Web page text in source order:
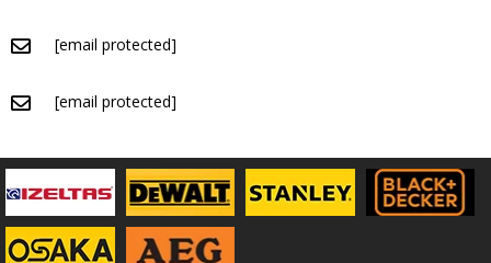
[email protected]
[email protected]